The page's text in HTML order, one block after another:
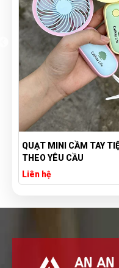
QUẠT CẦM TAY IN LOGO